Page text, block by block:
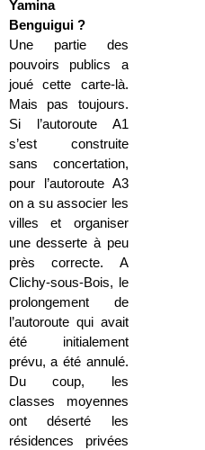
Yamina
Benguigui ?
Une partie des
pouvoirs publics a
joué cette carte-là.
Mais pas toujours.
Si l’autoroute A1
s’est construite
sans concertation,
pour l’autoroute A3
on a su associer les
villes et organiser
une desserte à peu
près correcte. A
Clichy-sous-Bois, le
prolongement de
l’autoroute qui avait
été initialement
prévu, a été annulé.
Du coup, les
classes moyennes
ont déserté les
résidences privées